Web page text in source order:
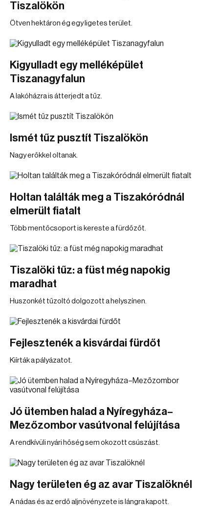
Tiszalökön
Ötven hektáron ég egy ligetes terület.
Kigyulladt egy melléképület
Tiszanagyfalun
A lakóházra is átterjedt a tűz.
Ismét tűz pusztít Tiszalökön
Nagy erőkkel oltanak.
Holtan találták meg a Tiszakóródnál
elmerült fiatalt
Több mentőcsoport is kereste a fürdőzőt.
Tiszalöki tűz: a füst még napokig
maradhat
Huszonkét tűzoltó dolgozott a helyszínen.
Fejlesztenék a kisvárdai fürdőt
Kiírták a pályázatot.
Jó ütemben halad a Nyíregyháza–
Mezőzombor vasútvonal felújítása
A rendkívüli nyári hőség sem okozott csúszást.
Nagy területen ég az avar Tiszalöknél
A nádas és az erdő aljnövényzete is lángra kapott.